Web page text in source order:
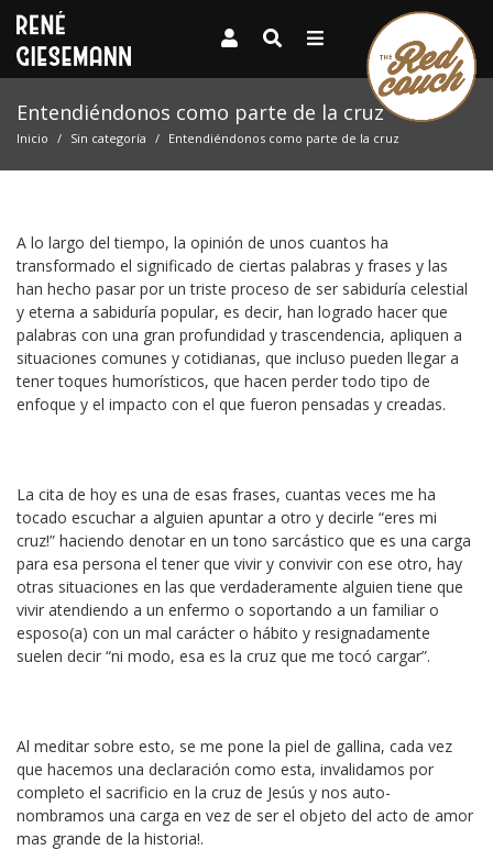
Entendiéndonos como parte de la cruz
Inicio Sin categoría Entendiéndonos como parte de la cruz
A lo largo del tiempo, la opinión de unos cuantos ha
transformado el significado de ciertas palabras y frases y las
han hecho pasar por un triste proceso de ser sabiduría celestial
y eterna a sabiduría popular, es decir, han logrado hacer que
palabras con una gran profundidad y trascendencia, apliquen a
situaciones comunes y cotidianas, que incluso pueden llegar a
tener toques humorísticos, que hacen perder todo tipo de
enfoque y el impacto con el que fueron pensadas y creadas.
La cita de hoy es una de esas frases, cuantas veces me ha
tocado escuchar a alguien apuntar a otro y decirle “eres mi
cruz!” haciendo denotar en un tono sarcástico que es una carga
para esa persona el tener que vivir y convivir con ese otro, hay
otras situaciones en las que verdaderamente alguien tiene que
vivir atendiendo a un enfermo o soportando a un familiar o
esposo(a) con un mal carácter o hábito y resignadamente
suelen decir “ni modo, esa es la cruz que me tocó cargar”.
Al meditar sobre esto, se me pone la piel de gallina, cada vez
que hacemos una declaración como esta, invalidamos por
completo el sacrificio en la cruz de Jesús y nos auto-
nombramos una carga en vez de ser el objeto del acto de amor
mas grande de la historia!.